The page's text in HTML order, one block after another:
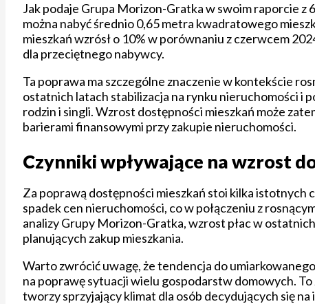
Jak podaje Grupa Morizon-Gratka w swoim raporcie
można nabyć średnio 0,65 metra kwadratowego
mieszkań wzrósł o 10% w porównaniu z czerwcem
dla przeciętnego nabywcy.
Ta poprawa ma szczególne znaczenie w kontekście
ostatnich latach stabilizacja na rynku nieruchomości i
rodzin i singli. Wzrost dostępności mieszkań może
barierami finansowymi przy zakupie nieruchomości.
Czynniki wpływające na wzrost
Za poprawą dostępności mieszkań stoi kilka
spadek cen nieruchomości, co w połączeniu z
analizy Grupy Morizon-Gratka, wzrost płac w
planujących zakup mieszkania.
Warto zwrócić uwagę, że tendencja do
na poprawę sytuacji wielu gospodarstw domowych.
tworzy sprzyjający klimat dla osób decydujących się